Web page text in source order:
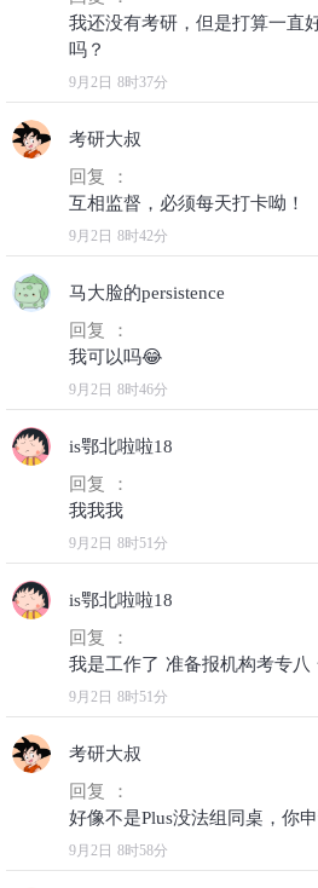
我还没有考研，但是打算一直
9月2日 8时37分
考研大叔
回复 ：
9月2日 8时42分
马大脸的persistence
回复 ：
9月2日 8时46分
is鄂北啦啦18
回复 ：
9月2日 8时51分
is鄂北啦啦18
回复 ：
9月2日 8时51分
考研大叔
回复 ：
9月2日 8时58分